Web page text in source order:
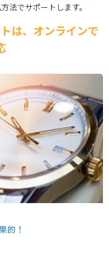
法でサポートします。
は、オンラインで
的！